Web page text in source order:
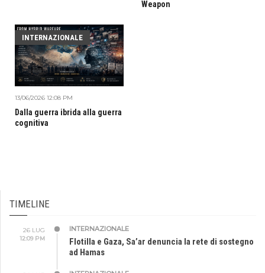
Weapon
INTERNAZIONALE
13/06/2026 12:08 PM
Dalla guerra ibrida alla guerra
cognitiva
TIMELINE
26 LUG
12:09 PM
INTERNAZIONALE
Flotilla e Gaza, Sa’ar denuncia la rete di sostegno
ad Hamas